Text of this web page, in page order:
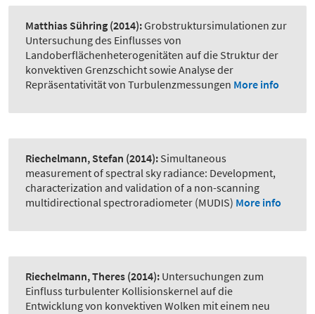
Matthias Sühring (2014):Grobstruktursimulationen zur
Untersuchung des Einflusses von
Landoberflächenheterogenitäten auf die Struktur der
konvektiven Grenzschicht sowie Analyse der
Repräsentativität von Turbulenzmessungen More info
Riechelmann, Stefan (2014): Simultaneous
measurement of spectral sky radiance: Development,
characterization and validation of a non-scanning
multidirectional spectroradiometer (MUDIS) More info
Riechelmann, Theres (2014): Untersuchungen zum
Einfluss turbulenter Kollisionskernel auf die
Entwicklung von konvektiven Wolken mit einem neu